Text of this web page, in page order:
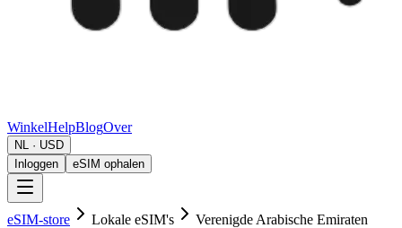
WinkelHelpBlogOver
NL · USD
Inloggen
eSIM ophalen
eSIM-store Lokale eSIM's Verenigde Arabische Emiraten